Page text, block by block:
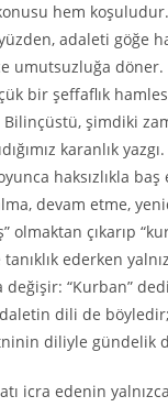
hem
adaleti göğe
umutsuzluğa döner.
bir şeffaflık
şimdiki
karanlık
haksızlıkla baş
devam etme,
olmaktan çıkarıp
ederken
“Kurban”
dili de
diliyle gündelik
icra edenin